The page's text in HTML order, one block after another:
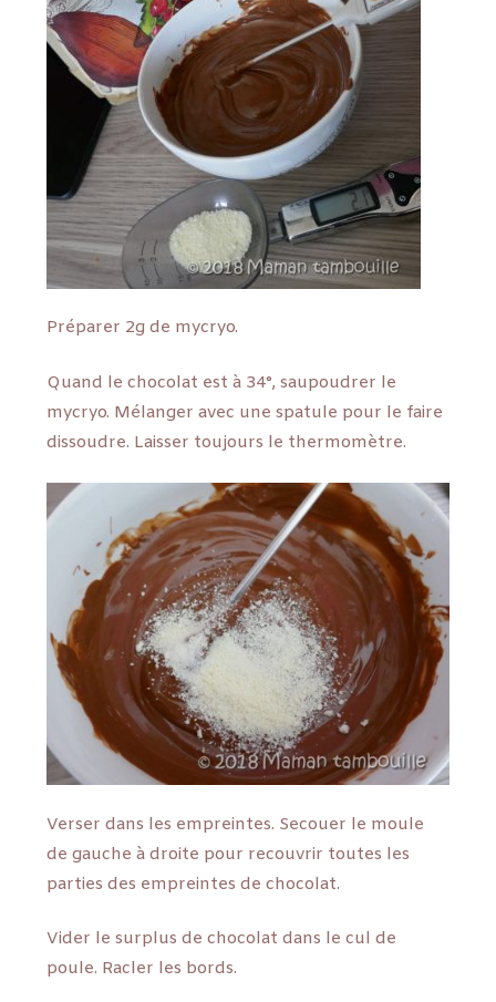
Préparer 2g de mycryo.
Quand le chocolat est à 34°, saupoudrer le
mycryo. Mélanger avec une spatule pour le faire
dissoudre. Laisser toujours le thermomètre.
Verser dans les empreintes. Secouer le moule
de gauche à droite pour recouvrir toutes les
parties des empreintes de chocolat.
Vider le surplus de chocolat dans le cul de
poule. Racler les bords.